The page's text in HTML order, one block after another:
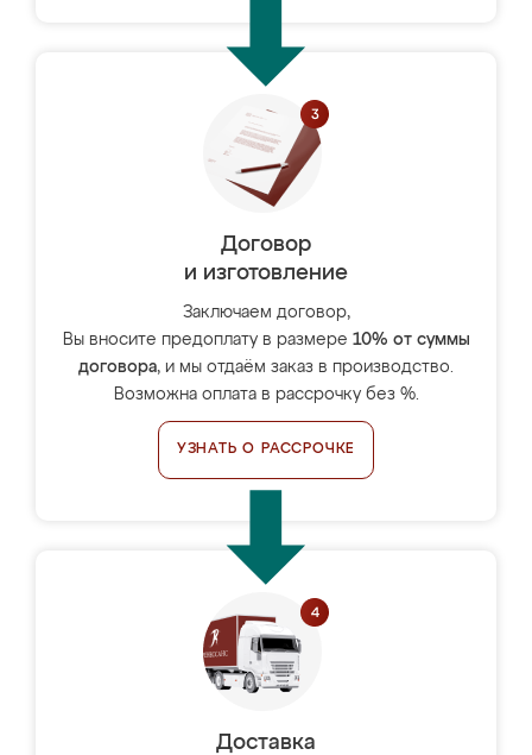
Договор
и изготовление
Заключаем договор,
Вы вносите предоплату в размере 10% от суммы
договора, и мы отдаём заказ в производство.
Возможна оплата в рассрочку без %.
УЗНАТЬ О РАССРОЧКЕ
Доставка